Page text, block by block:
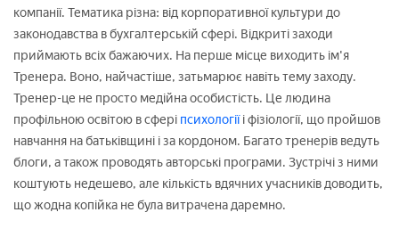
компанії. Тематика різна: від корпоративної культури до
законодавства в бухгалтерській сфері. Відкриті заходи
приймають всіх бажаючих. На перше місце виходить ім'я
Тренера. Воно, найчастіше, затьмарює навіть тему заходу.
Тренер-це не просто медійна особистість. Це людина
профільною освітою в сфері психологіїі фізіології, що пройшов
навчання на батьківщині і за кордоном. Багато тренерів ведуть
блоги, а також проводять авторські програми. Зустрічі з ними
коштують недешево, але кількість вдячних учасників доводить,
що жодна копійка не була витрачена даремно.